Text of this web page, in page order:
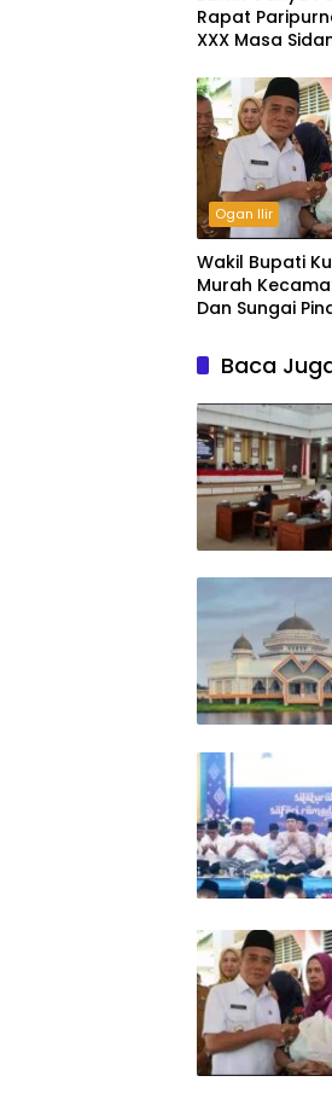
Rapat
XXX Masa
Ogan Ilir
Wakil Bupati
Murah
Dan Sungai
Baca